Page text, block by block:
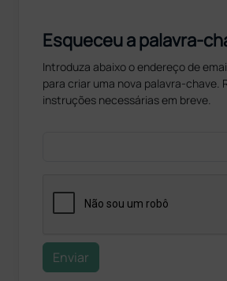
Esqueceu a palavra-
Introduza abaixo o endereço de
para criar uma nova palavra-chave.
instruções necessárias em breve.
Enviar